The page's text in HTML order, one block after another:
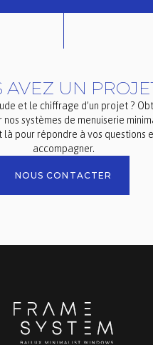
AVEZ UN
et le chiffrage d’un projet ?
nos systèmes de menuiserie
là pour répondre à vos questions
accompagner.
NOUS CONTACTER